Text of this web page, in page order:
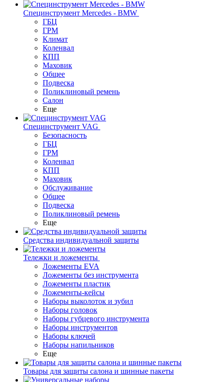
Специнструмент Mercedes - BMW
ГБЦ
ГРМ
Климат
Коленвал
КПП
Маховик
Общее
Подвеска
Поликлиновый ремень
Салон
Еще
Специнструмент VAG
Безопасность
ГБЦ
ГРМ
Коленвал
КПП
Маховик
Обслуживание
Общее
Подвеска
Поликлиновый ремень
Еще
Средства индивидуальной защиты
Тележки и ложементы
Ложементы EVA
Ложементы без инструмента
Ложементы пластик
Ложементы-кейсы
Наборы выколоток и зубил
Наборы головок
Наборы губцевого инструмента
Наборы инструментов
Наборы ключей
Наборы напильников
Еще
Товары для защиты салона и шинные пакеты